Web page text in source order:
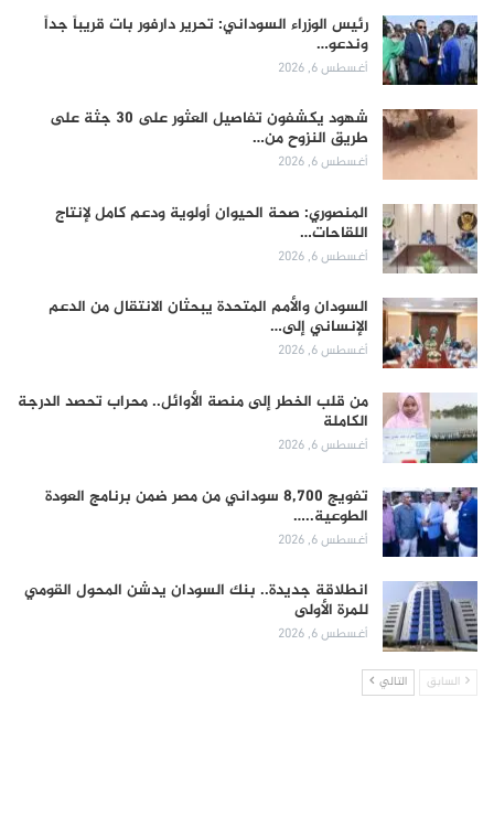
رئيس الوزراء السوداني: تحرير دارفور بات قريباً جداً
وندعو…
أغسطس 6, 2026
شهود يكشفون تفاصيل العثور على 30 جثة على
طريق النزوح من…
أغسطس 6, 2026
المنصوري: صحة الحيوان أولوية ودعم كامل لإنتاج
اللقاحات…
أغسطس 6, 2026
السودان والأمم المتحدة يبحثان الانتقال من الدعم
الإنساني إلى…
أغسطس 6, 2026
من قلب الخطر إلى منصة الأوائل.. محراب تحصد الدرجة
الكاملة
أغسطس 6, 2026
تفويج 8,700 سوداني من مصر ضمن برنامج العودة
الطوعية..…
أغسطس 6, 2026
انطلاقة جديدة.. بنك السودان يدشن المحول القومي
للمرة الأولى
أغسطس 6, 2026
السابق التالي